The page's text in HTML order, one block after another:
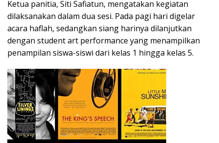
Ketua panitia, Siti Safiatun, mengatakan kegiatan
dilaksanakan dalam dua sesi. Pada pagi hari digelar
acara haflah, sedangkan siang harinya dilanjutkan
dengan student art performance yang menampilkan
penampilan siswa-siswi dari kelas 1 hingga kelas 5.